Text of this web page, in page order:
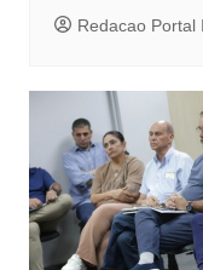
Redacao Portal